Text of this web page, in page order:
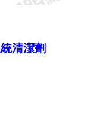
清潔劑